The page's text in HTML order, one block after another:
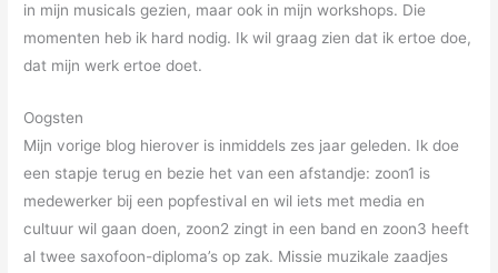
in mijn musicals gezien, maar ook in mijn workshops. Die
momenten heb ik hard nodig. Ik wil graag zien dat ik ertoe doe,
dat mijn werk ertoe doet.
Oogsten
Mijn vorige blog hierover is inmiddels zes jaar geleden. Ik doe
een stapje terug en bezie het van een afstandje: zoon1 is
medewerker bij een popfestival en wil iets met media en
cultuur wil gaan doen, zoon2 zingt in een band en zoon3 heeft
al twee saxofoon-diploma’s op zak. Missie muzikale zaadjes